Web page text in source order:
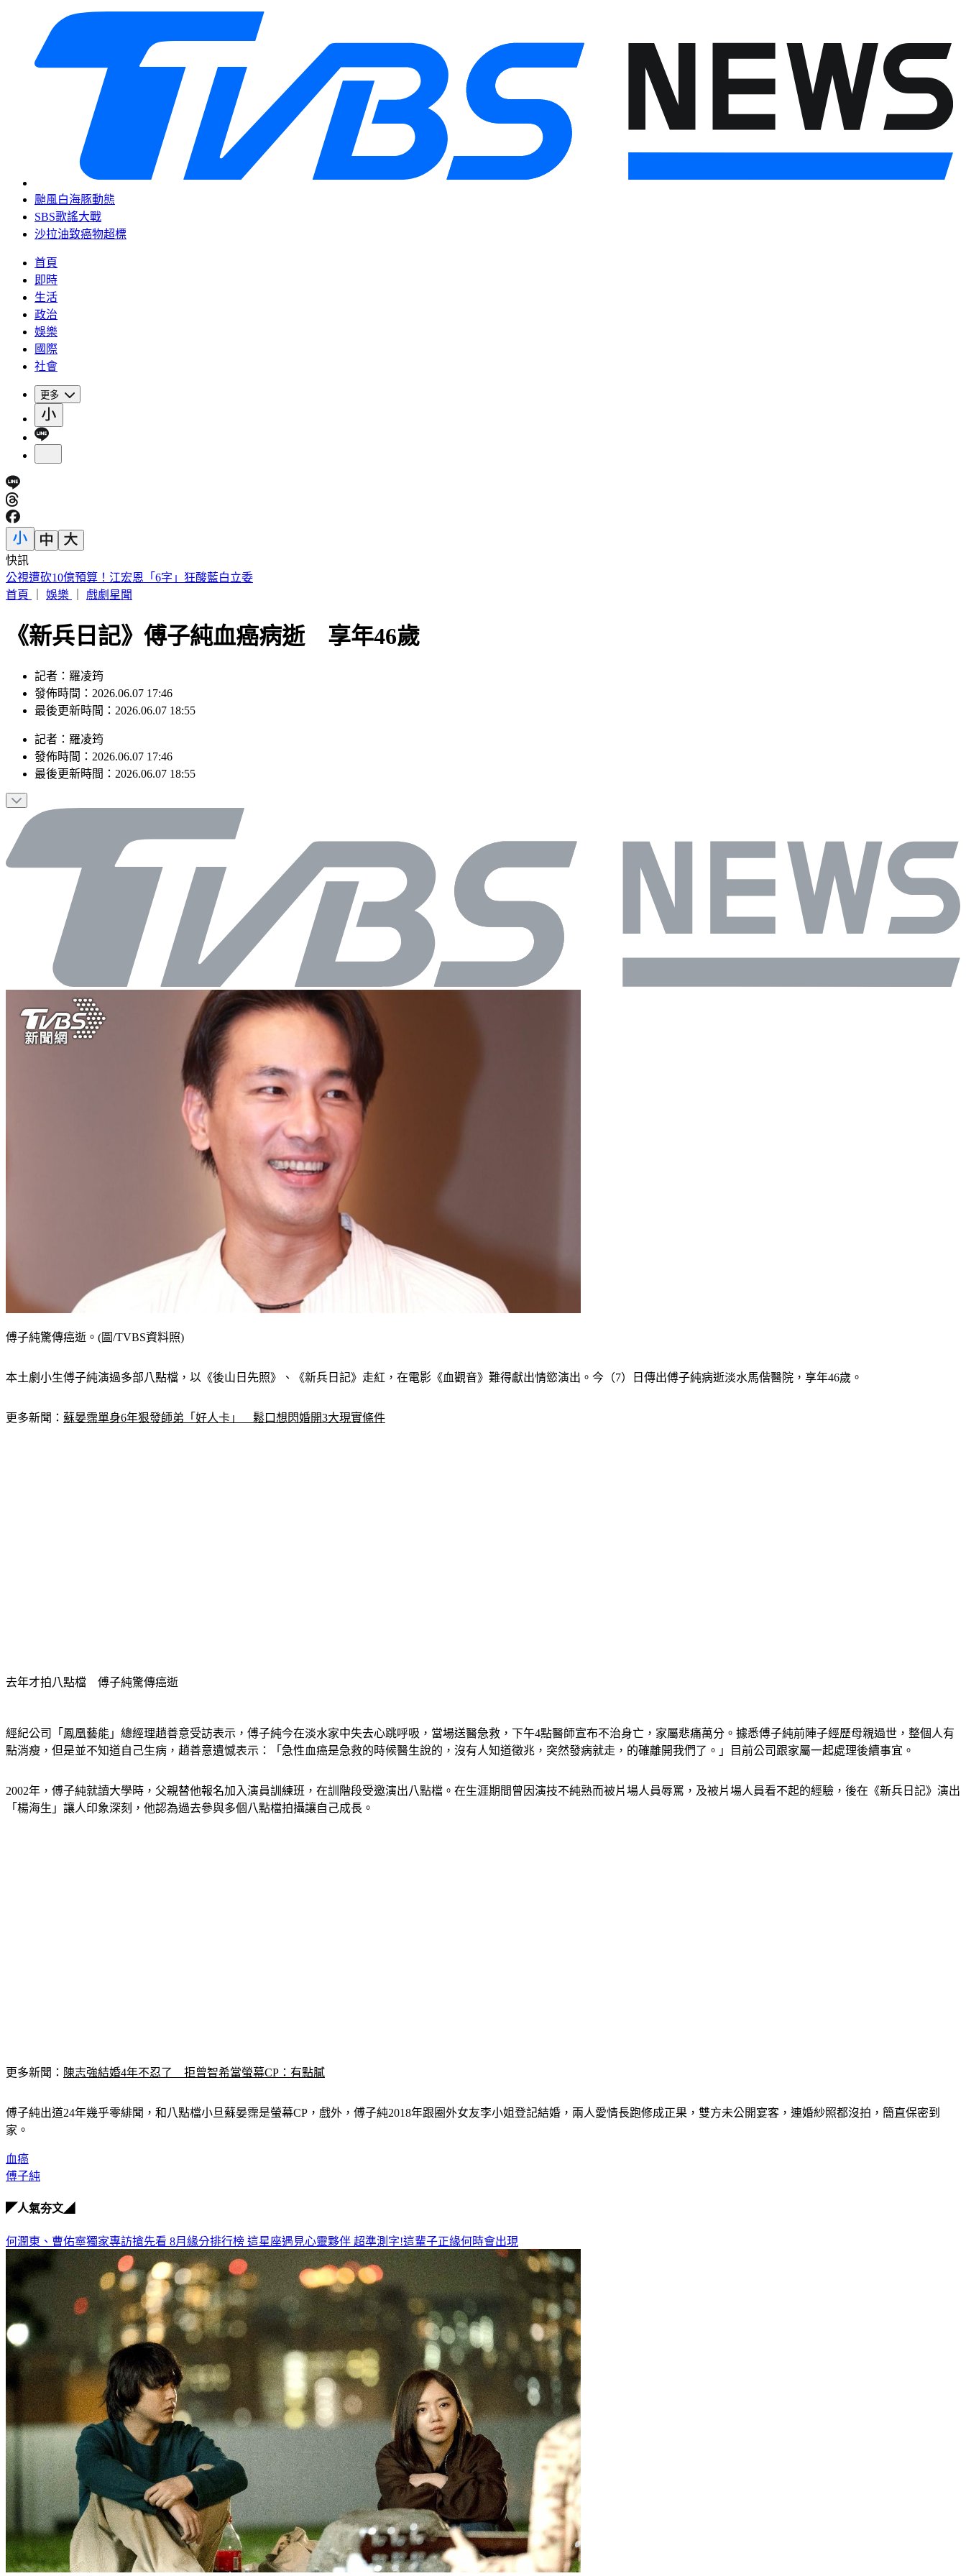
颱風白海豚動態
SBS歌謠大戰
沙拉油致癌物超標
首頁
即時
生活
政治
娛樂
國際
社會
更多
快訊
「小秦漢」張海漢驚傳過世！享壽68歲 好友悲痛證實
首頁
娛樂 戲劇星聞
《新兵日記》傅子純血癌病逝 享年46歲
記者：羅凌筠
發佈時間：2026.06.07 17:46
最後更新時間：2026.06.07 18:55
記者 ： 羅凌筠
發佈時間： 2026.06.07 17:46
最後更新時間： 2026.06.07 18:55
傅子純驚傳癌逝。(圖/TVBS資料照)
本土劇小生傅子純演過多部八點檔，以《後山日先照》、《新兵日記》走紅，在電影《血觀音》難得獻出情慾演出。今（7）日傳出傅子純病逝淡水馬偕醫院，享年46歲。
更多新聞： 蘇晏霈單身6年狠發師弟「好人卡」　鬆口想閃婚開3大現實條件
去年才拍八點檔　傅子純驚傳癌逝
經紀公司「鳳凰藝能」總經理趙善意受訪表示，傅子純今在淡水家中失去心跳呼吸，當場送醫急救，下午4點醫師宣布不治身亡，家屬悲痛萬分。據悉傅子純前陣子經歷母親過世，整個人有
點消瘦，但是並不知道自己生病，趙善意遺憾表示：「急性血癌是急救的時候醫生說的，沒有人知道徵兆，突然發病就走，的確離開我們了。」目前公司跟家屬一起處理後續事宜。
2002年，傅子純就讀大學時，父親替他報名加入演員訓練班，在訓階段受邀演出八點檔。在生涯期間曾因演技不純熟而被片場人員辱罵，及被片場人員看不起的經驗，後在《新兵日記》演出
「楊海生」讓人印象深刻，他認為過去參與多個八點檔拍攝讓自己成長。
更多新聞： 陳志強結婚4年不忍了　拒曾智希當螢幕CP：有點膩
傅子純出道24年幾乎零緋聞，和八點檔小旦蘇晏霈是螢幕CP，戲外，傅子純2018年跟圈外女友李小姐登記結婚，兩人愛情長跑修成正果，雙方未公開宴客，連婚紗照都沒拍，簡直保密到
家。
血癌
傅子純
◤人氣夯文◢
何潤東、曹佑寧獨家專訪搶先看 8月緣分排行榜 這星座遇見心靈夥伴 超準測字!這輩子正緣何時會出現